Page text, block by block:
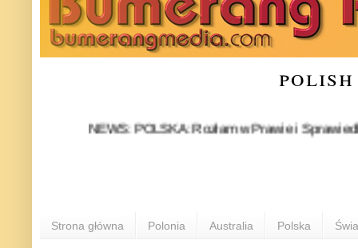
NEWS: POLSKA: Rozłam w Prawie i
Strona główna Polonia Australia Polska